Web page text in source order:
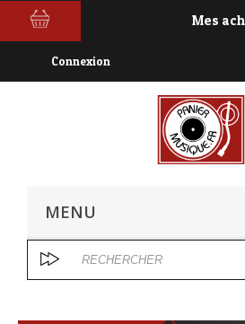
Mes
Connexion
MENU